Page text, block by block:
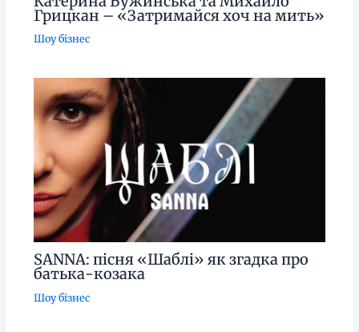
Грицкан – «Затримайся хоч на мить»
Шоу бізнес
SANNA: пісня «Шаблі» як згадка про
батька-козака
Шоу бізнес